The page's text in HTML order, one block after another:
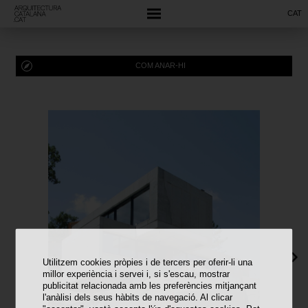
Utilitzem cookies pròpies i de tercers per oferir-li una
millor experiència i servei i, si s'escau, mostrar
publicitat relacionada amb les preferències mitjançant
l'anàlisi dels seus hàbits de navegació. Al clicar
CAT
COM ANAR-HI